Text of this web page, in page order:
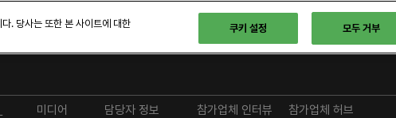
English
미디어 담당자 정보 참가업체 인터뷰 참가업체 허브
. 당사는 또한 본 사이트에 대한
쿠키 설정 모두 거부